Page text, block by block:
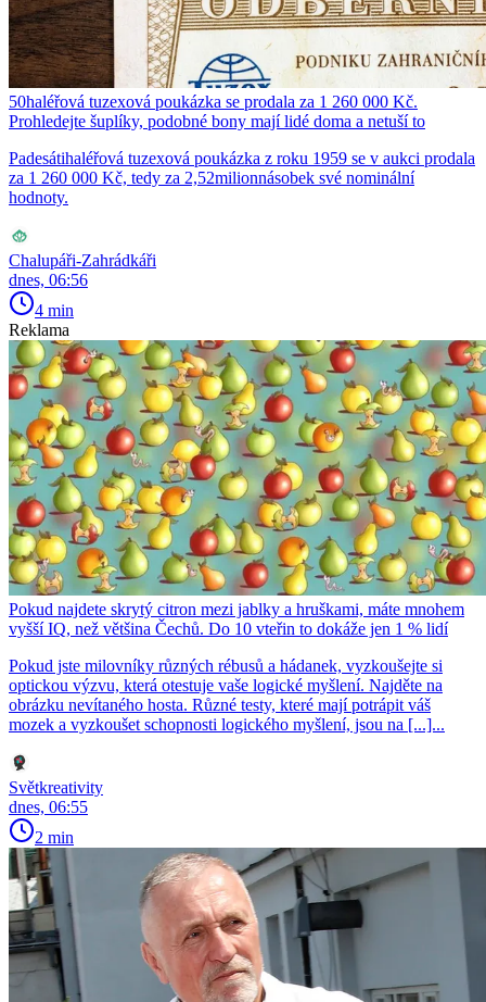
50haléřová tuzexová poukázka se prodala za 1 260 000 Kč.
Prohledejte šuplíky, podobné bony mají lidé doma a netuší to
Padesátihaléřová tuzexová poukázka z roku 1959 se v aukci prodala
za 1 260 000 Kč, tedy za 2,52milionnásobek své nominální
hodnoty.
Chalupáři-Zahrádkáři
dnes, 06:56
4 min
Reklama
Pokud najdete skrytý citron mezi jablky a hruškami, máte mnohem
vyšší IQ, než většina Čechů. Do 10 vteřin to dokáže jen 1 % lidí
Pokud jste milovníky různých rébusů a hádanek, vyzkoušejte si
optickou výzvu, která otestuje vaše logické myšlení. Najděte na
obrázku nevítaného hosta. Různé testy, které mají potrápit váš
mozek a vyzkoušet schopnosti logického myšlení, jsou na [...]...
Světkreativity
dnes, 06:55
2 min